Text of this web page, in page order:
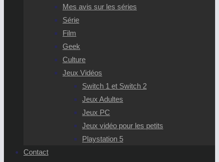
Mes avis sur les séries
Série
Film
Geek
Culture
Jeux Vidéos
Switch 1 et Switch 2
Jeux Adultes
Jeux PC
Jeux vidéo pour les petits
Playstation 5
Contact